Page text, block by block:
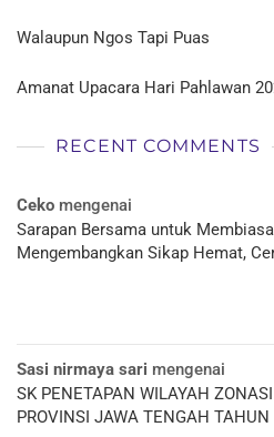
Walaupun Ngos Tapi Puas
Amanat Upacara Hari Pahlawan
RECENT COMMENTS
Ceko mengenai
Sarapan Bersama untuk
Mengembangkan Sikap Hemat,
Sasi nirmaya sari mengenai
SK PENETAPAN WILAYAH
PROVINSI JAWA TENGAH